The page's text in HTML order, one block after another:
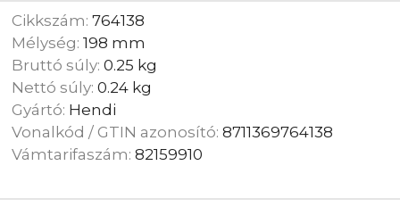
Cikkszám:764138
Mélység:198 mm
Bruttó súly:0.25 kg
Nettó súly:0.24 kg
Gyártó: Hendi
Vonalkód / GTIN azonosító:8711369764138
Vámtarifaszám:82159910